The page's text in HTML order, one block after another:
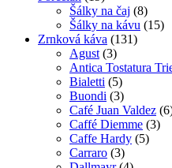
Šálky na čaj (8)
Šálky na kávu (15)
Zrnková káva (131)
Agust (3)
Antica Tostatura
Bialetti (5)
Buondi (3)
Café Juan Valdez
Caffé Diemme (3)
Caffe Hardy (5)
Carraro (3)